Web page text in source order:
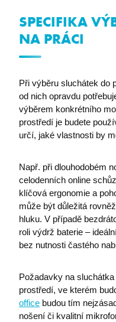
SPECIFIKA
NA PRÁCI
Při výběru sluchátek do
od nich opravdu
výběrem konkrétního
prostředí je budete
určí, jaké vlastnosti by
Např. při dlouhodobém
celodenních online
klíčová ergonomie a
může být důležitá
hluku. V případě
roli výdrž baterie –
bez nutnosti častého
Požadavky na
prostředí, ve kterém
office budou tím
nošení či kvalitní